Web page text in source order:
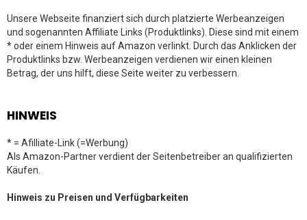
Unsere Webseite finanziert sich durch platzierte Werbeanzeigen
und sogenannten Affiliate Links (Produktlinks). Diese sind mit einem
* oder einem Hinweis auf Amazon verlinkt. Durch das Anklicken der
Produktlinks bzw. Werbeanzeigen verdienen wir einen kleinen
Betrag, der uns hilft, diese Seite weiter zu verbessern.
HINWEIS
* = Afilliate-Link (=Werbung)
Als Amazon-Partner verdient der Seitenbetreiber an qualifizierten
Käufen.
Hinweis zu Preisen und Verfügbarkeiten